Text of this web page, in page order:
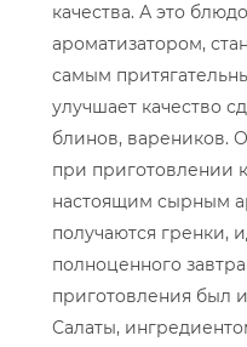
качества. А это
ароматизатором,
самым
улучшает качество
блинов, вареников.
при приготовлении
настоящим сырным
получаются гренки,
полноценного
приготовления был
Салаты,